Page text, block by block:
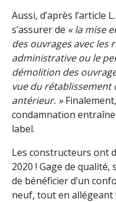
Aussi, d’après l’article
s’assurer de « la mise
des ouvrages avec
administrative ou le
démolition des
vue du rétablissement
antérieur. »
condamnation
label.
Les constructeurs ont
2020 ! Gage de
de bénéficier d’un
neuf, tout en